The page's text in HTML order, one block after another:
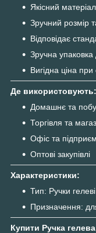
Якісний
Зручний розмір
Відповідає
Зручна упаковка
Вигідна ціна при
Де використовують:
Домашнє та
Торгівля та
Офіс та
Оптові закупівлі
Характеристики:
Тип: Ручки
Призначення:
Купити Ручка